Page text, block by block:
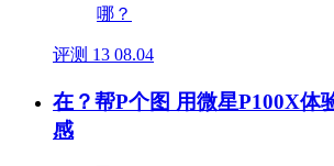
评测 13 08.04
在？帮P个图 用微星P100X体
感